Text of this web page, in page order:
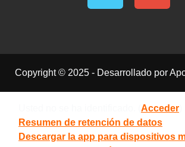
Copyright © 2025 - Desarrollado por
Acceder
Resumen de retención de datos
Descargar la app para dispositivos